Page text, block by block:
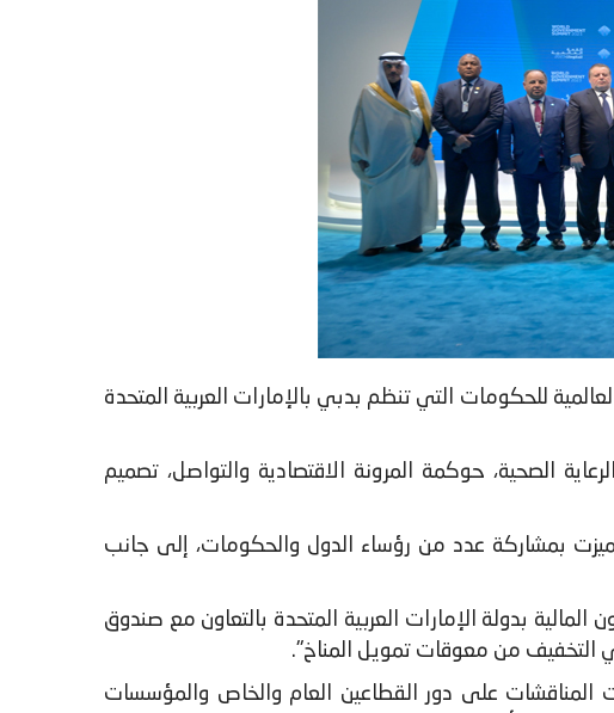
للحكومات التي تنظم بدبي بالإمارات العربية المتحدة
الصحية، حوكمة المرونة الاقتصادية والتواصل، تصميم
بمشاركة عدد من رؤساء الدول والحكومات، إلى جانب
بدولة الإمارات العربية المتحدة بالتعاون مع صندوق
على دور القطاعين العام والخاص والمؤسسات